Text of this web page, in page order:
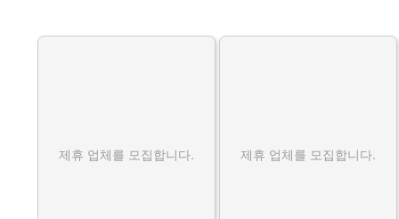
제휴 업체를 모집합니다. 제휴 업체를 모집합니다.